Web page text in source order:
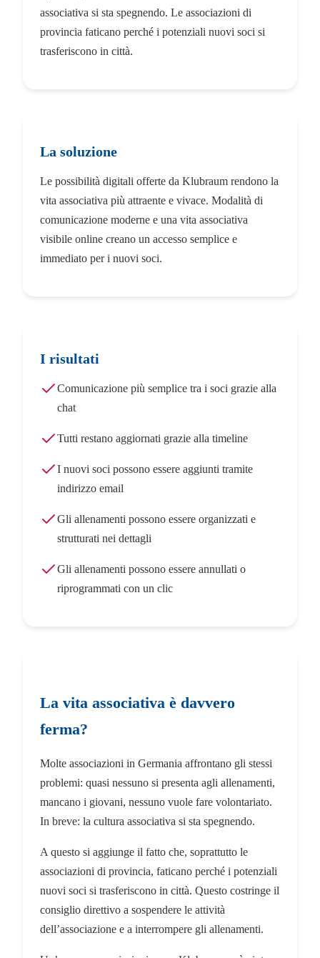
associativa si sta spegnendo. Le associazioni di
provincia faticano perché i potenziali nuovi soci si
trasferiscono in città.
La soluzione
Le possibilità digitali offerte da Klubraum rendono la
vita associativa più attraente e vivace. Modalità di
comunicazione moderne e una vita associativa
visibile online creano un accesso semplice e
immediato per i nuovi soci.
I risultati
Comunicazione più semplice tra i soci grazie alla
chat
Tutti restano aggiornati grazie alla timeline
I nuovi soci possono essere aggiunti tramite
indirizzo email
Gli allenamenti possono essere organizzati e
strutturati nei dettagli
Gli allenamenti possono essere annullati o
riprogrammati con un clic
La vita associativa è davvero
ferma?
Molte associazioni in Germania affrontano gli stessi
problemi: quasi nessuno si presenta agli allenamenti,
mancano i giovani, nessuno vuole fare volontariato.
In breve: la cultura associativa si sta spegnendo.
A questo si aggiunge il fatto che, soprattutto le
associazioni di provincia, faticano perché i potenziali
nuovi soci si trasferiscono in città. Questo costringe il
consiglio direttivo a sospendere le attività
dell’associazione e a interrompere gli allenamenti.